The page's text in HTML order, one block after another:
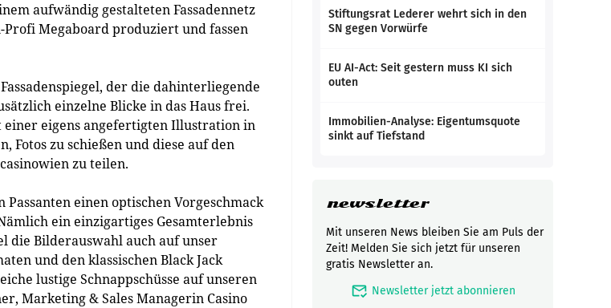
aufwändig gestalteten Fassadennetz
Megaboard produziert und fassen
der die dahinterliegende
einzelne Blicke in das Haus frei.
einer eigens angefertigten Illustration in
Fotos zu schießen und diese auf den
zu teilen.
einen optischen Vorgeschmack
ein einzigartiges Gesamterlebnis
die Bilderauswahl auch auf unser
und den klassischen Black Jack
lustige Schnappschüsse auf unseren
Marketing & Sales Managerin Casino
Stiftungsrat Lederer wehrt sich in den
SN gegen Vorwürfe
EU AI-Act: Seit gestern muss KI sich
outen
Immobilien-Analyse: Eigentumsquote
sinkt auf Tiefstand
newsletter
Mit unseren News bleiben Sie am Puls der
Zeit! Melden Sie sich jetzt für unseren
gratis Newsletter an.
mark_email_read Newsletter jetzt abonnieren